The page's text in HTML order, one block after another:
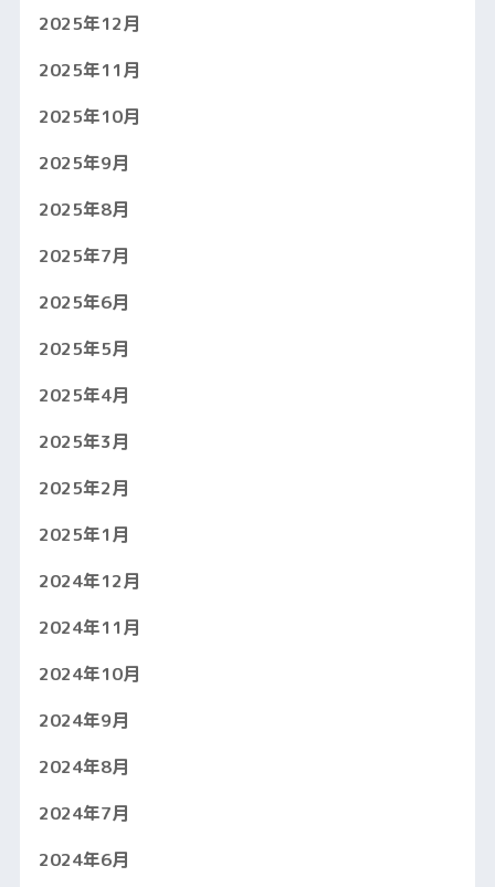
2025年12月
2025年11月
2025年10月
2025年9月
2025年8月
2025年7月
2025年6月
2025年5月
2025年4月
2025年3月
2025年2月
2025年1月
2024年12月
2024年11月
2024年10月
2024年9月
2024年8月
2024年7月
2024年6月